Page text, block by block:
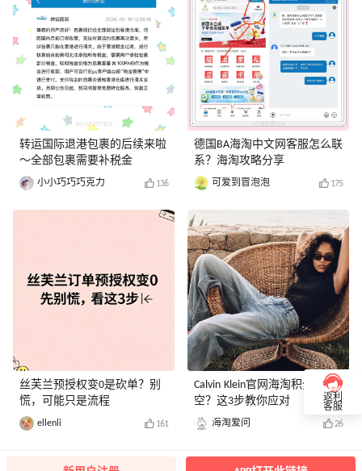
转运国际退港包裹的后续来啦
～全部包裹需要补税金
小小巧巧巧克力 136
丝芙兰预授权变0是砍单？别
慌，可能只是流程
ellenli 161
德国BA海淘中文网客服怎么联
系？海淘攻略分享
可爱到冒泡泡 175
Calvin Klein官网海淘积分被清
空？这3步教你应对
海淘爱问 26
返利
客服